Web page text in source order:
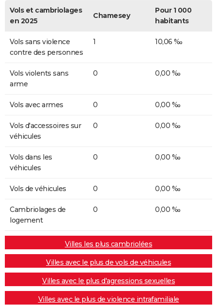
Vols et cambriolages
en 2025
Chamesey
Pour 1 000
habitants
Vols sans violence
contre des personnes
1 10,06 ‰
Vols violents sans
arme
0 0,00 ‰
Vols avec armes 0 0,00 ‰
Vols d'accessoires sur
véhicules
0 0,00 ‰
Vols dans les
véhicules
0 0,00 ‰
Vols de véhicules 0 0,00 ‰
Cambriolages de
logement
0 0,00 ‰
Villes les plus cambriolées
Villes avec le plus de vols de véhicules
Villes avec le plus d'agressions sexuelles
Villes avec le plus de violence intrafamiliale